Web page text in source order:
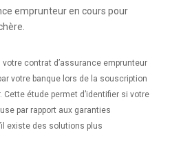
emprunteur en cours pour
contrat d’assurance emprunteur
votre banque lors de la souscription
étude permet d’identifier si votre
par rapport aux garanties
existe des solutions plus